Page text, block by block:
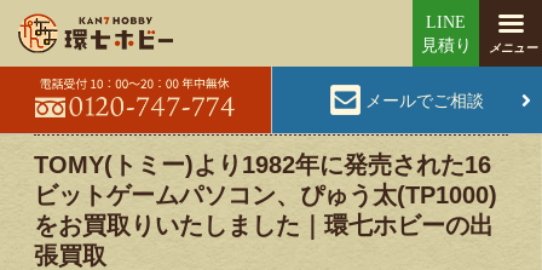
メールでご相談
TOMY(トミー)より1982年に発売された16
ビットゲームパソコン、ぴゅう太(TP1000)
をお買取りいたしました｜環七ホビーの出
張買取